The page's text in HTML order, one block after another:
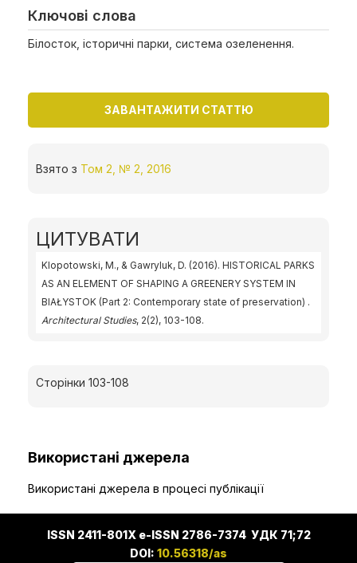
Ключові слова
Білосток, історичні парки, система озеленення.
ЗАВАНТАЖИТИ СТАТТЮ
Взято з Том 2, № 2, 2016
ЦИТУВАТИ
Klopotowski, M., & Gawryluk, D. (2016). HISTORICAL PARKS
AS AN ELEMENT OF SHAPING A GREENERY SYSTEM IN
BIAŁYSTOK (Part 2: Contemporary state of preservation) .
Architectural Studies, 2(2), 103-108.
Сторінки 103-108
Використані джерела
Використані джерела в процесі публікації
ISSN 2411-801X e-ISSN 2786-7374 УДК 71;72
DOI: 10.56318/as